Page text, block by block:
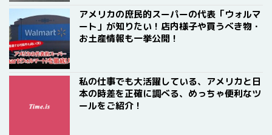
アメリカの庶民的スーパーの代表「ウォルマ
ート」が知りたい！店内様子や買うべき物・
お土産情報も一挙公開！
私の仕事でも大活躍している、アメリカと日
本の時差を正確に調べる、めっちゃ便利なツ
ールをご紹介！